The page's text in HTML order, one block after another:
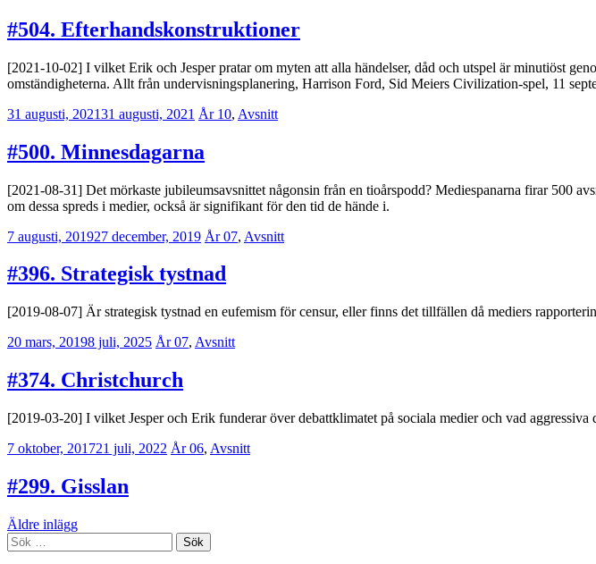
#504. Efterhandskonstruktioner
[2021-10-02] I vilket Erik och Jesper pratar om myten att alla händelser, dåd och utspel är minutiöst
omständigheterna. Allt från undervisningsplanering, Harrison Ford, Sid Meiers Civilization-spel, 11
31 augusti, 202131 augusti, 2021 Erik
År 10, Avsnitt
#500. Minnesdagarna
[2021-08-31] Det mörkaste jubileumsavsnittet någonsin från en tioårspodd? Mediespanarna firar 500
om dessa spreds i medier, också är signifikant för den tid de hände i.
7 augusti, 201927 december, 2019 Erik
År 07, Avsnitt
#396. Strategisk tystnad
[2019-08-07] Är strategisk tystnad en eufemism för censur, eller finns det tillfällen då mediers
20 mars, 20198 juli, 2025 Erik
År 07, Avsnitt
#374. Christchurch
[2019-03-20] I vilket Jesper och Erik funderar över debattklimatet på sociala medier och vad aggressiva
7 oktober, 201721 juli, 2022 Erik
År 06, Avsnitt
#299. Gisslan
Inläggsnavigering
Äldre inlägg
Sök
efter: